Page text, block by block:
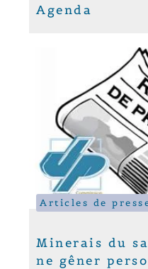
Agenda
Articles de
Minerais du
ne gêner